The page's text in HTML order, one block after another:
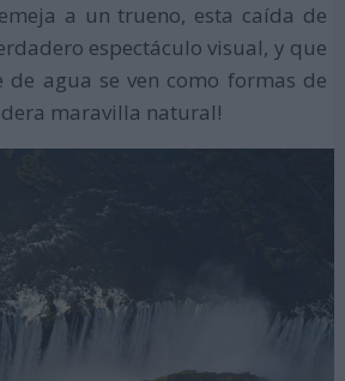
a un trueno, esta caída de
espectáculo visual, y que
de agua se ven como formas de
maravilla natural!